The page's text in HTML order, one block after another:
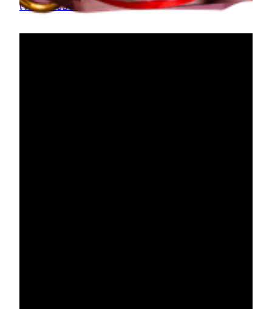
เรื่องราวของผลงาน